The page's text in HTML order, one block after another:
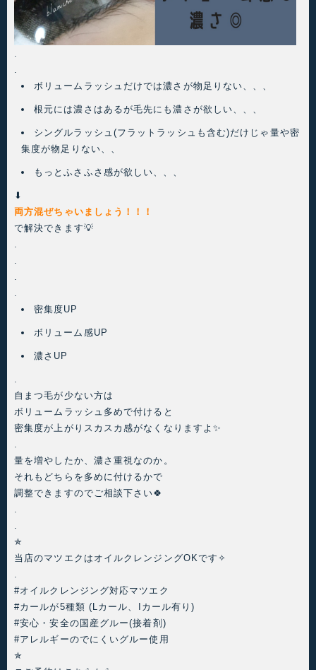
.
.
ボリュームラッシュだけでは濃さが物足りない、、、
根元には濃さはあるが毛先にも濃さが欲しい、、、
シングルラッシュ(フラットラッシュも含む)だけじゃ量や密
集度が物足りない、、
もっとふさふさ感が欲しい、、、
⬇︎
両方混ぜちゃいましょう！！！
で解決できます💡
.
.
.
.
密集度UP
ボリューム感UP
濃さUP
.
自まつ毛が少ない方は
ボリュームラッシュ多めで付けると
密集度が上がりスカスカ感がなくなりますよ✨
.
量を増やしたか、濃さ重視なのか。
それもどちらを多めに付けるかで
調整できますのでご相談下さい🍀
.
.
✯
当店のマツエクはオイルクレンジングOKです✧
.
#オイルクレンジング対応マツエク
#カールが5種類 (Lカール、Iカール有り)
#安心・安全の国産グルー(接着剤)
#アレルギーのでにくいグルー使用
✯